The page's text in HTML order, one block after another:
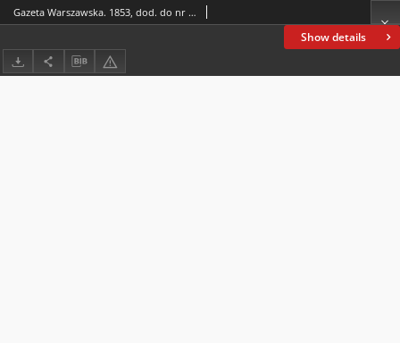
Show details
Gazeta Warszawska. 1853, dod. do nr 306 (8/20 XI)